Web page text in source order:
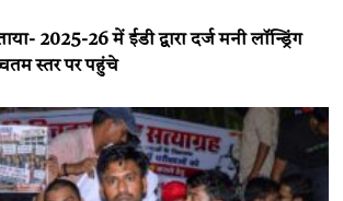
2025-26 में ईडी द्वारा दर्ज मनी लॉन्ड्रिंग
स्तर पर पहुंचे